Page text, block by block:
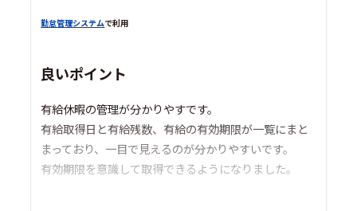
勤怠管理システムで利用
良いポイント
有給休暇の管理が分かりやすです。
有給取得日と有給残数、有給の有効期限が一覧にまと
まっており、一目で見えるのが分かりやすいです。
有効期限を意識して取得できるようになりました。